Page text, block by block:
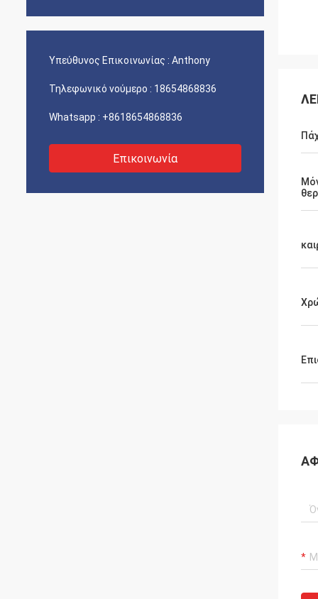
Υπεύθυνος Επικοινωνίας : Anthony
Τηλεφωνικό νούμερο : 18654868836
Whatsapp : +8618654868836
Επικοινωνία